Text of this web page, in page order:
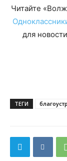
Читайте
для
ТЕГИ